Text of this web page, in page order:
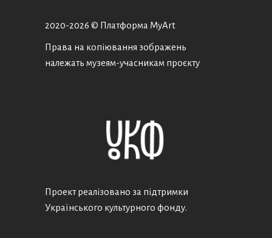
2020-2026 © Платформа MyArt
Права на копіювання зображень
належать музеям-учасникам проєкту
Проект реалізовано за підтримки
Українського культурного фонду.